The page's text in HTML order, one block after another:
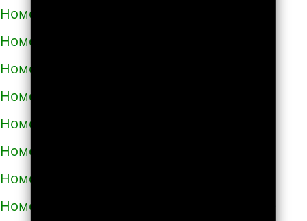
Номера телефонов такси в Харькове
Номера телефонов такси в Херсоне
Номера телефонов такси в Хмельнике
Номера телефонов такси в Хмельницком
Номера телефонов такси в Хороле
Номера телефонов такси в Христиновке
Номера телефонов такси в Хусте
Номера телефонов такси в Червонограде